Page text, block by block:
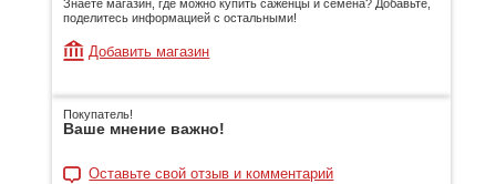
Знаете магазин, где можно купить саженцы и семена? Добавьте,
поделитесь информацией с остальными!
Добавить магазин
Покупатель!
Ваше мнение важно!
Оставьте свой отзыв и комментарий